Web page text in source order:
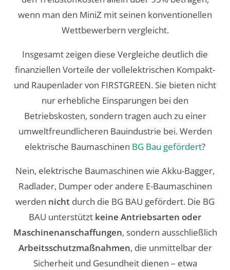
wenn man den MiniZ mit seinen konventionellen
Wettbewerbern vergleicht.
Insgesamt zeigen diese Vergleiche deutlich die
finanziellen Vorteile der vollelektrischen Kompakt-
und Raupenlader von FIRSTGREEN. Sie bieten nicht
nur erhebliche Einsparungen bei den
Betriebskosten, sondern tragen auch zu einer
umweltfreundlicheren Bauindustrie bei. Werden
elektrische Baumaschinen BG Bau gefördert?
Nein, elektrische Baumaschinen wie Akku-Bagger,
Radlader, Dumper oder andere E-Baumaschinen
werden nicht durch die BG BAU gefördert. Die BG
BAU unterstützt keine Antriebsarten oder
Maschinenanschaffungen, sondern ausschließlich
Arbeitsschutzmaßnahmen, die unmittelbar der
Sicherheit und Gesundheit dienen – etwa